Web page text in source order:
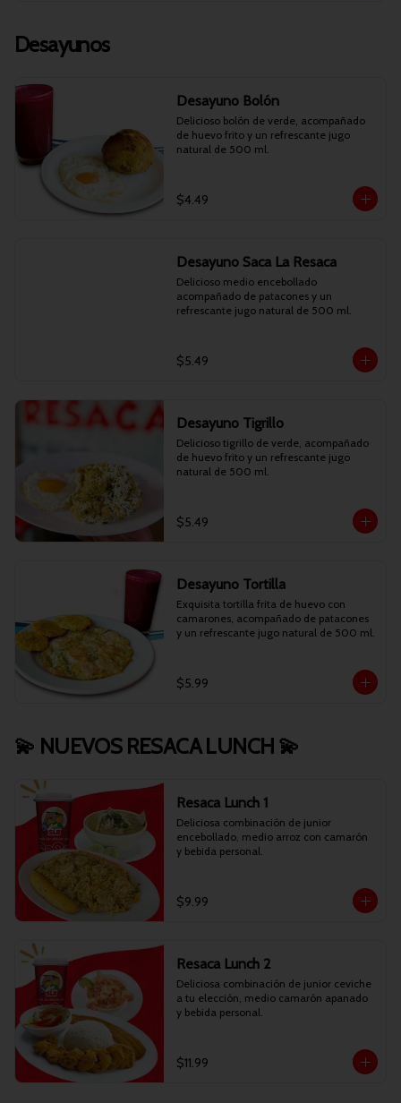
Desayunos
Desayuno Bolón
Delicioso bolón de verde, acompañado
de huevo frito y un refrescante jugo
natural de 500 ml.
$4.49
Desayuno Saca La Resaca
Delicioso medio encebollado
acompañado de patacones y un
refrescante jugo natural de 500 ml.
$5.49
Desayuno Tigrillo
Delicioso tigrillo de verde, acompañado
de huevo frito y un refrescante jugo
natural de 500 ml.
$5.49
Desayuno Tortilla
Exquisita tortilla frita de huevo con
camarones, acompañado de patacones
y un refrescante jugo natural de 500 ml.
$5.99
💫 NUEVOS RESACA LUNCH 💫
Resaca Lunch 1
Deliciosa combinación de junior
encebollado, medio arroz con camarón
y bebida personal.
$9.99
Resaca Lunch 2
Deliciosa combinación de junior ceviche
a tu elección, medio camarón apanado
y bebida personal.
$11.99